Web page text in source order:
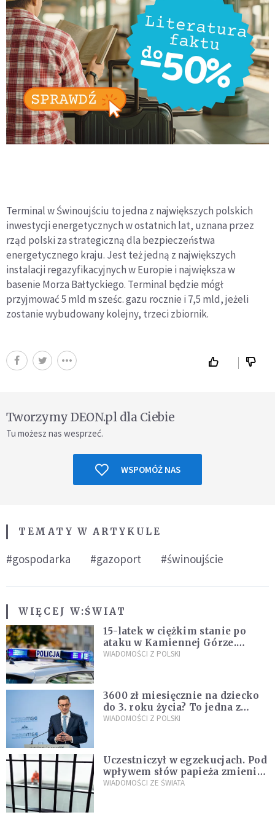
Terminal w Świnoujściu to jedna z największych polskich
inwestycji energetycznych w ostatnich lat, uznana przez
rząd polski za strategiczną dla bezpieczeństwa
energetycznego kraju. Jest też jedną z największych
instalacji regazyfikacyjnych w Europie i największa w
basenie Morza Bałtyckiego. Terminal będzie mógł
przyjmować 5 mld m sześc. gazu rocznie i 7,5 mld, jeżeli
zostanie wybudowany kolejny, trzeci zbiornik.
Tworzymy DEON.pl dla Ciebie
Tu możesz nas wesprzeć.
WSPOMÓŻ NAS
TEMATY W ARTYKULE
#gospodarka #gazoport #świnoujście
WIĘCEJ W:ŚWIAT
15-latek w ciężkim stanie po
ataku w Kamiennej Górze.
Policja zatrzymała dwóch
WIADOMOŚCI Z POLSKI
3600 zł miesięcznie na dziecko
do 3. roku życia? To jedna z
propozycji programu "Rozwój
WIADOMOŚCI Z POLSKI
Uczestniczył w egzekucjach. Pod
wpływem słów papieża zmienił
zdanie
WIADOMOŚCI ZE ŚWIATA